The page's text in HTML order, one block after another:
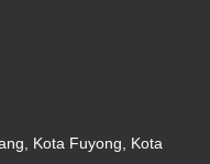
Kota Fuyong, Kota